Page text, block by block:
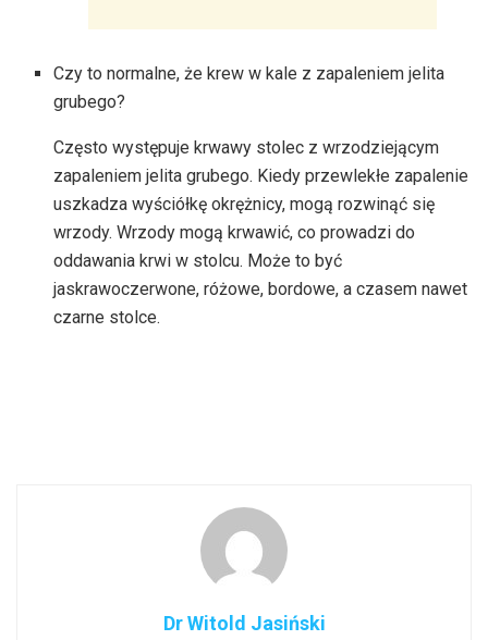
Czy to normalne, że krew w kale z zapaleniem jelita
grubego?
Często występuje krwawy stolec z wrzodziejącym
zapaleniem jelita grubego. Kiedy przewlekłe zapalenie
uszkadza wyściółkę okrężnicy, mogą rozwinąć się
wrzody. Wrzody mogą krwawić, co prowadzi do
oddawania krwi w stolcu. Może to być
jaskrawoczerwone, różowe, bordowe, a czasem nawet
czarne stolce.
Dr Witold Jasiński